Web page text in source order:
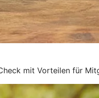
mit Vorteilen für